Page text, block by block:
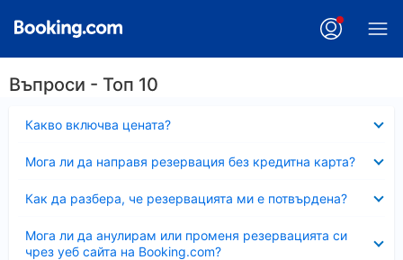
Въпроси - Топ 10
Какво включва цената?
Мога ли да направя резервация без кредитна карта?
Как да разбера, че резервацията ми е потвърдена?
Мога ли да анулирам или променя резервацията си
чрез уеб сайта на Booking.com?